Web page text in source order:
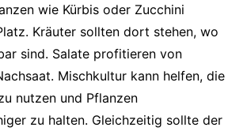
wie Kürbis oder Zucchini
Kräuter sollten dort stehen, wo
sind. Salate profitieren von
Mischkultur kann helfen, die
nutzen und Pflanzen
zu halten. Gleichzeitig sollte der